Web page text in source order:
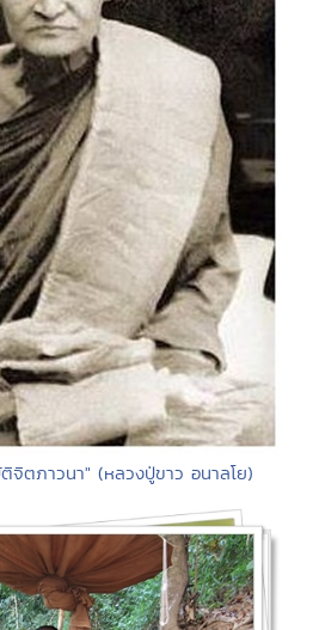
จิตภาวนา" (หลวงปู่ขาว อนาลโย)